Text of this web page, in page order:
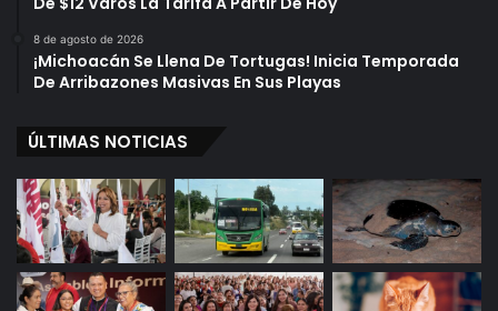
8 de agosto de 2026
¡Michoacán Se Llena De Tortugas! Inicia Temporada
De Arribazones Masivas En Sus Playas
ÚLTIMAS NOTICIAS